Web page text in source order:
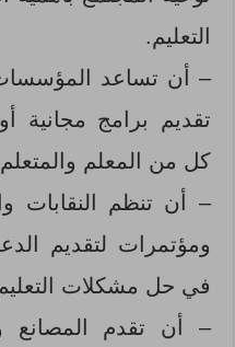
التعليم.
– أن تساعد
تقديم برامج مجانية
كل من المعلم والمتعلم
– أن تنظم النقابات
ومؤتمرات لتقديم
في حل مشكلات
– أن تقدم المصانع